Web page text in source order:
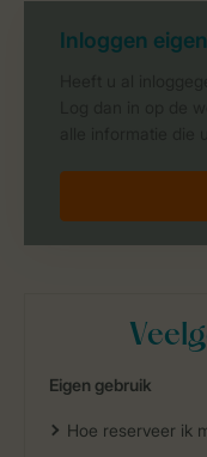
Inloggen
Eigen gebruik
Hoe reserveer ik